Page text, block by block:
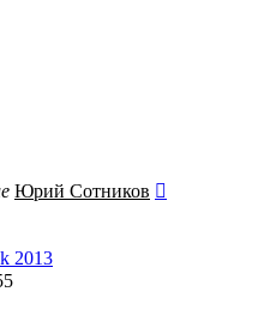
Юрий Сотников
2013